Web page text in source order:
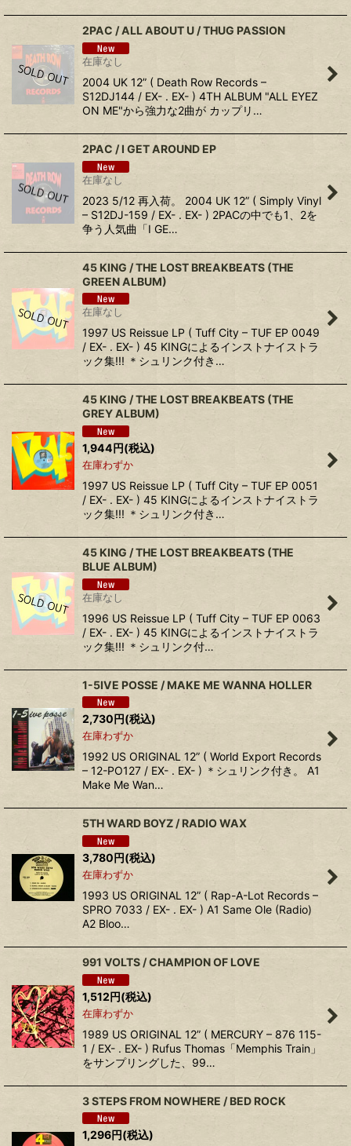
2PAC ‎/ ALL ABOUT U / THUG PASSION
在庫なし
2004 UK 12” ( Death Row Records ‎–
S12DJ144 / EX- . EX- ) 4TH ALBUM "ALL EYEZ
ON ME"から強力な2曲が カップリ…
2PAC ‎/ I GET AROUND EP
在庫なし
2023 5/12 再入荷。 2004 UK 12” ( Simply Vinyl
‎– S12DJ-159 / EX- . EX- ) 2PACの中でも1、2を
争う人気曲「I GE…
45 KING / THE LOST BREAKBEATS (THE
GREEN ALBUM)
在庫なし
1997 US Reissue LP ( Tuff City ‎– TUF EP 0049
/ EX- . EX- ) 45 KINGによるインストナイストラ
ック集!!! ＊シュリンク付き…
45 KING / THE LOST BREAKBEATS (THE
GREY ALBUM)
1,944円(税込)
在庫わずか
1997 US Reissue LP ( Tuff City ‎– TUF EP 0051
/ EX- . EX- ) 45 KINGによるインストナイストラ
ック集!!! ＊シュリンク付き…
45 KING / THE LOST BREAKBEATS (THE
BLUE ALBUM)
在庫なし
1996 US Reissue LP ( Tuff City ‎– TUF EP 0063
/ EX- . EX- ) 45 KINGによるインストナイストラ
ック集!!! ＊シュリンク付…
1-5IVE POSSE ‎/ MAKE ME WANNA HOLLER
2,730円(税込)
在庫わずか
1992 US ORIGINAL 12” ( World Export Records
‎– 12-PO127 / EX- . EX- ) ＊シュリンク付き。 A1
Make Me Wan…
5TH WARD BOYZ ‎/ RADIO WAX
3,780円(税込)
在庫わずか
1993 US ORIGINAL 12” ( Rap-A-Lot Records ‎–
SPRO 7033 / EX- . EX- ) A1 Same Ole (Radio)
A2 Bloo…
991 VOLTS ‎/ CHAMPION OF LOVE
1,512円(税込)
在庫わずか
1989 US ORIGINAL 12” ( MERCURY ‎– 876 115-
1 / EX- . EX- ) Rufus Thomas「Memphis Train」
をサンプリングした、99…
3 STEPS FROM NOWHERE / BED ROCK
1,296円(税込)